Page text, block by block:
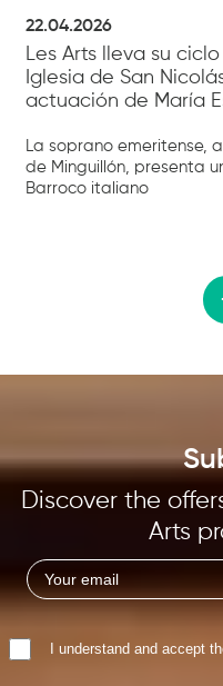
22.04.2026
Les Arts lleva su
Iglesia de San
actuación de María
La soprano emeritense,
de Minguillón, presenta
Barroco italiano
Discover the
Arts
I understand and accept